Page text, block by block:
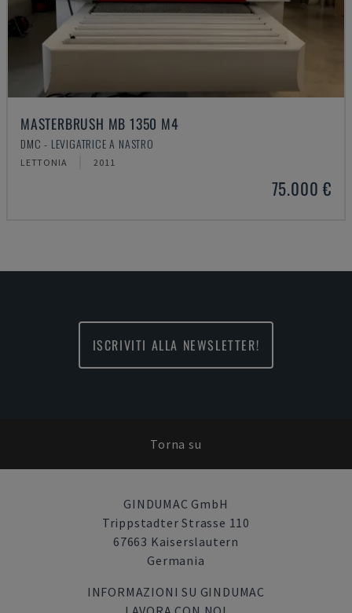
MASTERBRUSH MB 1350 M4
DMC - LEVIGATRICE A NASTRO
LETTONIA 2011
75.000 €
ISCRIVITI ALLA NEWSLETTER!
Torna su
GINDUMAC GmbH
Trippstadter Strasse 110
67663 Kaiserslautern
Germania
INFORMAZIONI SU GINDUMAC